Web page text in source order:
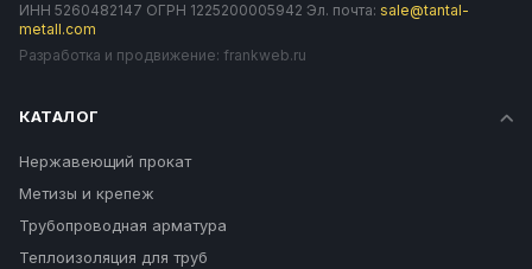
ИНН 5260482147 ОГРН 1225200005942 Эл. почта: sale@tantal-
metall.com
Разработка и продвижение: frankweb.ru
КАТАЛОГ
Нержавеющий прокат
Метизы и крепеж
Трубопроводная арматура
Теплоизоляция для труб